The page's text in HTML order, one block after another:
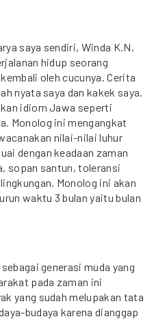
saya sendiri, Winda K.N,
hidup seorang
oleh cucunya. Cerita
nyata saya dan kakek saya.
idiom Jawa seperti
Monolog ini mengangkat
nilai-nilai luhur
dengan keadaan zaman
sopan santun, toleransi
Monolog ini akan
waktu 3 bulan yaitu bulan
generasi muda yang
pada zaman ini
yang sudah melupakan tata
budaya karena dianggap